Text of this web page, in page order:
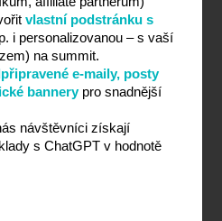
vlastní podstránku s
i personalizovanou – s vaší
na summit.
e-maily, posty
bannery pro snadnější
návštěvníci získají
s ChatGPT v hodnotě